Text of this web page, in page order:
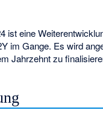
ist eine
im Gange. Es wird
Jahrzehnt zu